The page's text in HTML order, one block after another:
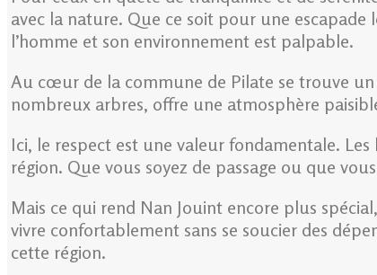
avec la nature. Que ce soit pour une
l’homme et son environnement est palpable.
Au cœur de la commune de Pilate se trouve
nombreux arbres, offre une atmosphère
Ici, le respect est une valeur fondamentale.
région. Que vous soyez de passage ou que
Mais ce qui rend Nan Jouint encore plus
vivre confortablement sans se soucier des
cette région.